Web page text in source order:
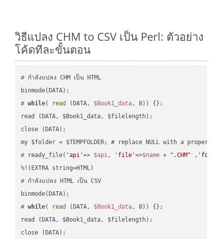
วิธีแปลง CHM to CSV เป็น Perl: ตัวอย่าง
โค้ดทีละขั้นตอน
# กำลังแปลง CHM เป็น HTML
# while( read (DATA, $Book1_data, 8)) {};
read (DATA, $Book1_data, $filelength);
close (DATA);
# ready_file( 'api'=> $api, 'file'=>$name + ".CHM" ,
% !(EXTRA string=HTML)
# กำลังแปลง HTML เป็น CSV
# while( read (DATA, $Book1_data, 8)) {};
read (DATA, $Book1_data, $filelength);
close (DATA);